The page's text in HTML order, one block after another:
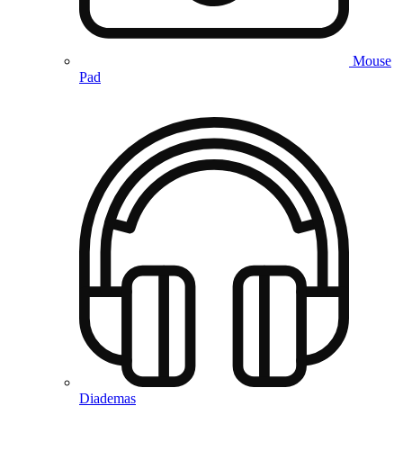
Mouse
Pad
Diademas